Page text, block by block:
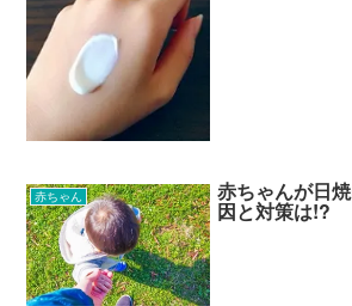
赤ちゃん 赤ちゃんが日
因と対策は!?